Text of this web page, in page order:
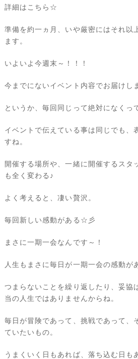
詳細は こちら ☆
準備を約一ヵ月、いや厳密にはそれ以
ます。
いよいよ今週末～！！！
今までにないイベント内容でお届けし
というか、毎回同じって絶対になくっ
イベントで伝えている事は同じでも、
すね。
開催する場所や、一緒に開催するスタ
も全く変わる♪
よく考えると、凄い贅沢。
毎回新しい感動がある☆彡
まさに一期一会なんです～！
人生もまさに毎日が一期一会の感動が
つまらないことを繰り返したり、妥協
当の人生ではありませんからね。
毎日が冒険であって、挑戦であって、
ていたいもの。
うまくいく日もあれば、落ち込む日も